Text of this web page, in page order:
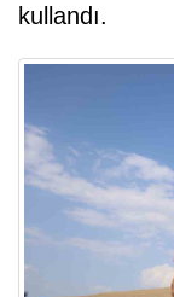
kullandı.